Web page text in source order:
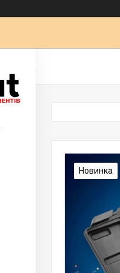
Новинка